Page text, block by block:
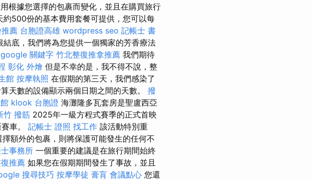
根據您選擇的包裹而變化，並且在購買旅行
約500份的基本費用套餐可提供，您可以每
薦 台胞證高雄 wordpress seo 記帳士 書
底，我們將為您提供一個獨家的芳香療法
google 關鍵字 竹北整復推拿推薦 我們期待
彰化 外燴 但是不幸的是，我不得不說，整
館 按摩執照 在假期的第三天，我們感染了
天數的設備顯示兩個日期之間的天數。 撥
klook 台胞證 海灘隆多瓦套房是聖盧西亞
竹 撥筋 2025年一級方程式賽季的正式首映
車。 記帳士 證照 找工作 該活動特別重
額外的包裹，則將保護可能發生的任何不
事務所 一個重要的建議是在旅行期間始終
推薦 如果您在假期期間發生了事故，並且
搜尋技巧 按摩學徒 膏肓 會議點心 您還